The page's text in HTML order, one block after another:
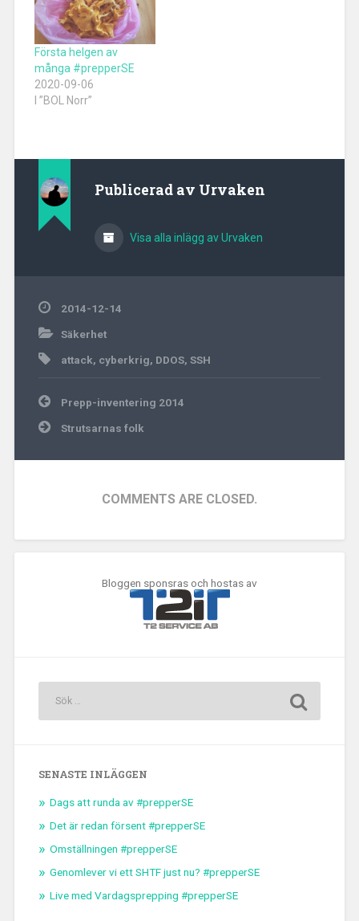
Första helgen av
många #prepperSE
2020-09-06
I ”BOL Norr”
Publicerad av Urvaken
Visa alla inlägg av Urvaken
2014-12-14
Säkerhet
attack, cyberkrig, DDOS, SSH
Inläggsnavigering
Prepp-inventering 2014
Strutsarnas folk
COMMENTS ARE CLOSED.
Bloggen sponsras och hostas av
SENASTE INLÄGGEN
Dags att runda av #prepperSE
Det är redan försent #prepperSE
Omställningen #prepperSE
Genomlever vi ett SHTF just nu? #prepperSE
Live med Vardagsprepping #prepperSE